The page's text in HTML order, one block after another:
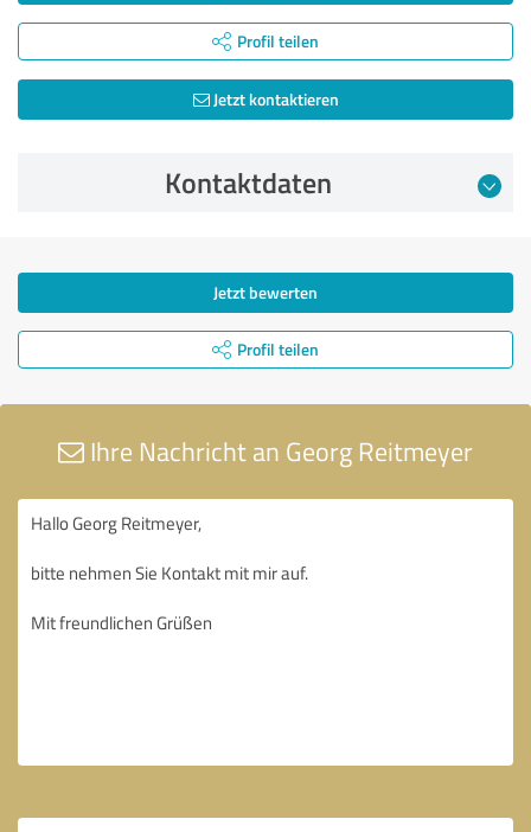
Profil teilen
Jetzt kontaktieren
Kontaktdaten
Jetzt bewerten
Profil teilen
Ihre Nachricht an Georg Reitmeyer